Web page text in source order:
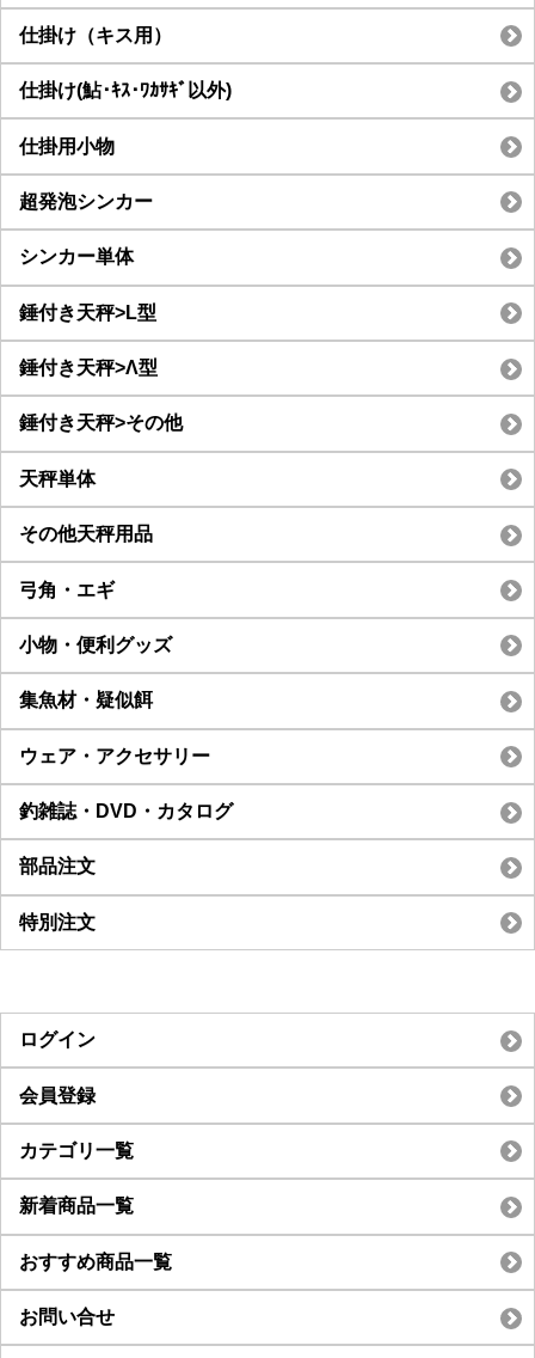
仕掛け（キス用）
仕掛け(鮎･ｷｽ･ﾜｶｻｷﾞ以外)
仕掛用小物
超発泡シンカー
シンカー単体
錘付き天秤>L型
錘付き天秤>Λ型
錘付き天秤>その他
天秤単体
その他天秤用品
弓角・エギ
小物・便利グッズ
集魚材・疑似餌
ウェア・アクセサリー
釣雑誌・DVD・カタログ
部品注文
特別注文
ログイン
会員登録
カテゴリ一覧
新着商品一覧
おすすめ商品一覧
お問い合せ